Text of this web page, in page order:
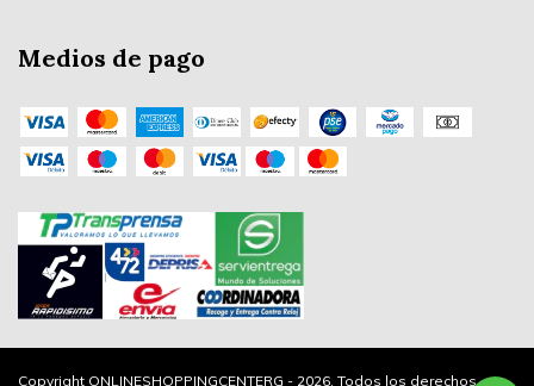
Medios de pago
Copyright ONLINESHOPPINGCENTERG - 2026. Todos los derechos